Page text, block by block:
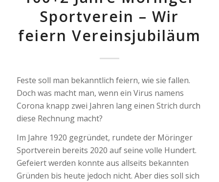
Sportverein – Wir
feiern Vereinsjubiläum
Feste soll man bekanntlich feiern, wie sie fallen.
Doch was macht man, wenn ein Virus namens
Corona knapp zwei Jahren lang einen Strich durch
diese Rechnung macht?
Im Jahre 1920 gegründet, rundete der Möringer
Sportverein bereits 2020 auf seine volle Hundert.
Gefeiert werden konnte aus allseits bekannten
Gründen bis heute jedoch nicht. Aber dies soll sich